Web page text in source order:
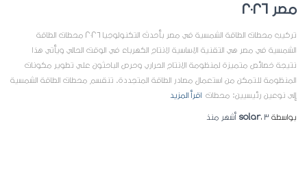
مصر 2026
تركيب محطات الطاقة الشمسية في مصر بأحدث التكنولوجيا 2026 محطات الطاقة
الشمسية في مصر هي التقنية الاساسية لانتاج الكهرباء في الوقت الحالي ويأتي هذا
نتيجة خصائص متميزة لمنظومة الانتاج الحراري وحرص الباحثون علي تطوير مكونات
المنظومة للتمكن من استعمال مصادر الطاقة المتجددة. تنقسم محطات الطاقة الشمسية
إلى نوعين رئيسيين: محطات اقرأ المزيد
بواسطة
solar، 3 أشهر منذ